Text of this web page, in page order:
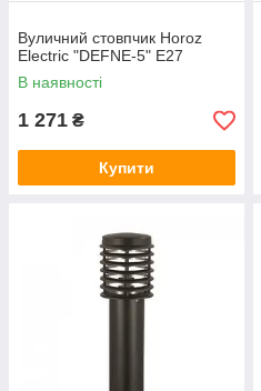
Вуличний стовпчик Horoz
Electric "DEFNE-5" Е27
В наявності
1 271 ₴
Купити